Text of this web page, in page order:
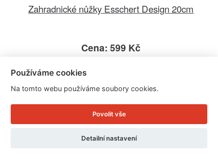
Zahradnické nůžky Esschert Design 20cm
Cena: 599 Kč
Doručíme do: 12.8.
Detail
Používáme cookies
Na tomto webu používáme soubory cookies.
Povolit vše
Detailní nastavení